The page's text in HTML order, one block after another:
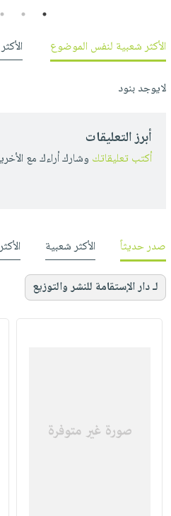
1
2
3
الأكثر شعبية لنفس الموضوع
لايوجد بنود
أبرز التعليقات
أكتب تعليقاتك وشارك أراءك مع
صدر حديثاً الأكثر شعبية
لـ دار الإستقامة للنشر والتوزيع